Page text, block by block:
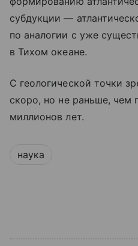
субдукции —
по аналогии с уже
в Тихом океане.
С геологической точки
скоро, но не раньше, чем
миллионов лет.
наука